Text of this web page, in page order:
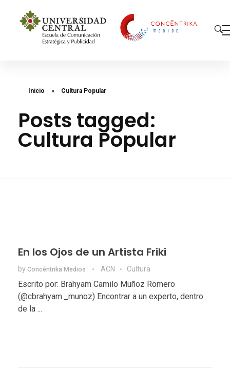
Inicio » Cultura Popular
Posts tagged:
Cultura Popular
En los Ojos de un Artista Friki
by Concéntrika Medios ACN Cultura
Escrito por: Brahyam Camilo Muñoz Romero
(@cbrahyam._munoz) Encontrar a un experto, dentro
de la ...